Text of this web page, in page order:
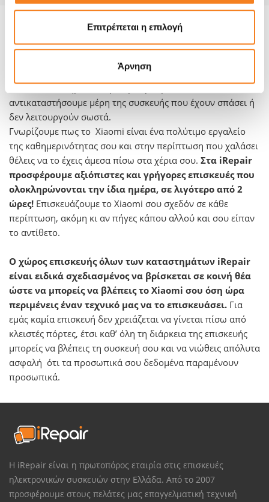
Επιτρέπεται η επιλογή
Άρνηση
Πληροφορίες για το μοντέλο και την
επισκευή του:
Όποιο πρόβλημα κι αν αντιμετωπίζεις με το Xiaomi σου, σε
όλα τα καταστήματα iRepair μπορούμε να
αντικαταστήσουμε μέρη της συσκευής που έχουν σπάσει ή
δεν λειτουργούν σωστά.
Γνωρίζουμε πως το Xiaomi είναι ένα πολύτιμο εργαλείο
της καθημερινότητας σου και στην περίπτωση που χαλάσει
θέλεις να το έχεις άμεσα πίσω στα χέρια σου. Στα iRepair
προσφέρουμε αξιόπιστες και γρήγορες επισκευές που
ολοκληρώνονται την ίδια ημέρα, σε λιγότερο από 2
ώρες! Επισκευάζουμε το Xiaomi σου σχεδόν σε κάθε
περίπτωση, ακόμη κι αν πήγες κάπου αλλού και σου είπαν
το αντίθετο.
Ο χώρος επισκευής όλων των καταστημάτων iRepair
είναι ειδικά σχεδιασμένος να βρίσκεται σε κοινή θέα
ώστε να μπορείς να βλέπεις το Xiaomi σου όση ώρα
περιμένεις έναν τεχνικό μας να το επισκευάσει. Για
εμάς καμία επισκευή δεν χρειάζεται να γίνεται πίσω από
κλειστές πόρτες, έτσι καθ’ όλη τη διάρκεια της επισκευής
μπορείς να βλέπεις τη συσκευή σου και να νιώθεις απόλυτα
ασφαλή ότι τα προσωπικά σου δεδομένα παραμένουν
προσωπικά.
Η iRepair είναι η πρωτοπόρος εταιρία στις επισκευές
ηλεκτρονικών συσκευών στην Ελλάδα. Από το 2007
προσφέρουμε στους πελάτες μας επαγγελματική τεχνική